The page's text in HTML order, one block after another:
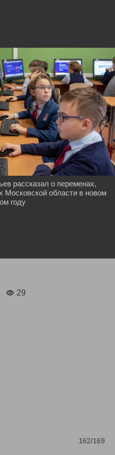
29
162/169
рассказал о переменах,
Московской области в новом
году